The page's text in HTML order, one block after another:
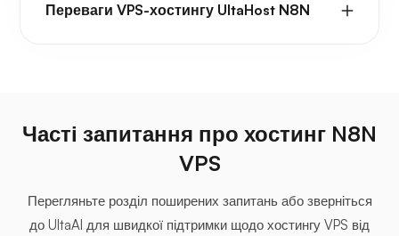
Переваги VPS-хостингу UltaHost N8N
Часті запитання про хостинг N8N
VPS
Перегляньте розділ поширених запитань або зверніться
до UltaAI для швидкої підтримки щодо хостингу VPS від